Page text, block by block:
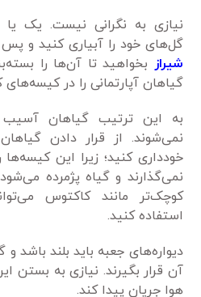
نیازی به نگرانی نیست. یک
گل‌های خود را آبیاری کنید و پس
شیراز بخواهید تا آن‌ها را
گیاهان آپارتمانی را در
به این ترتیب گیاهان آسیب
نمی‌شوند. از قرار دادن
خودداری کنید؛ زیرا این
نمی‌گذارند و گیاه پژمرده
کوچک‌تر مانند کاکتوس
استفاده کنید.
دیواره‌های جعبه باید بلند باشد
آن قرار بگیرند. نیازی به بستن
هوا جریان پیدا کند.